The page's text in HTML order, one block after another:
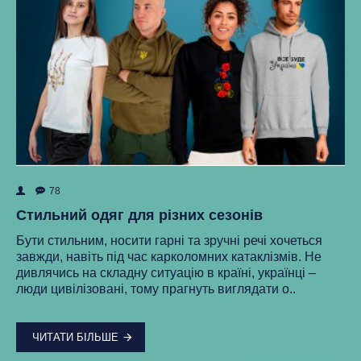
78
Стильний одяг для різних сезонів
Бути стильним, носити гарні та зручні речі хочеться
завжди, навіть під час карколомних катаклізмів. Не
дивлячись на складну ситуацію в країні, українці –
люди цивілізовані, тому прагнуть виглядати о..
ЧИТАТИ БІЛЬШЕ